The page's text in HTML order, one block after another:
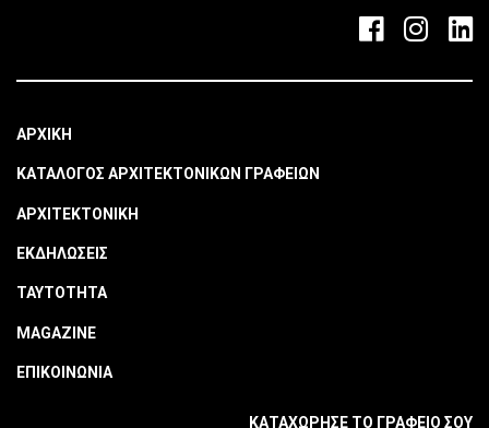
ΑΡΧΙΚΗ
ΚΑΤΑΛΟΓΟΣ ΑΡΧΙΤΕΚΤΟΝΙΚΩΝ ΓΡΑΦΕΙΩΝ
ΑΡΧΙΤΕΚΤΟΝΙΚΗ
ΕΚΔΗΛΩΣΕΙΣ
ΤΑΥΤΟΤΗΤΑ
MAGAZINE
ΕΠΙΚΟΙΝΩΝΙΑ
ΚΑΤΑΧΩΡΗΣΕ ΤΟ ΓΡΑΦΕΙΟ ΣΟΥ